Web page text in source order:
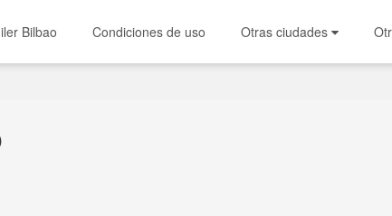
Bilbao Condiciones de uso Otras ciudades